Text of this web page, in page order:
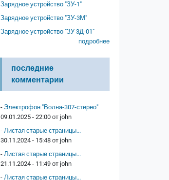
Зарядное устройство "ЗУ-1"
Зарядное устройство "ЗУ-3М"
Зарядное устройство "ЗУ 3Д-01"
подробнее
последние
комментарии
- Электрофон "Волна-307-стерео"
09.01.2025 - 22:00 от john
- Листая старые страницы...
30.11.2024 - 15:48 от john
- Листая старые страницы...
21.11.2024 - 11:49 от john
- Листая старые страницы...